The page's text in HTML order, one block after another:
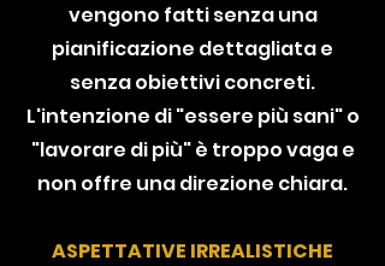
vengono fatti senza una
pianificazione dettagliata e
senza obiettivi concreti.
L'intenzione di "essere più sani" o
"lavorare di più" è troppo vaga e
non offre una direzione chiara.
ASPETTATIVE IRREALISTICHE